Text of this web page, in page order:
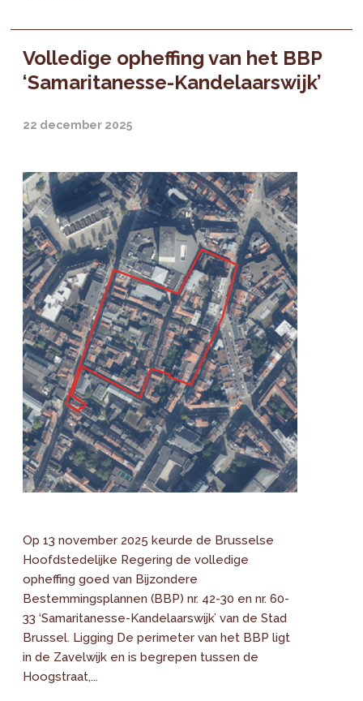
Volledige opheffing van het BBP
‘Samaritanesse-Kandelaarswijk’
22 december 2025
Op 13 november 2025 keurde de Brusselse
Hoofdstedelijke Regering de volledige
opheffing goed van Bijzondere
Bestemmingsplannen (BBP) nr. 42-30 en nr. 60-
33 ‘Samaritanesse-Kandelaarswijk’ van de Stad
Brussel. Ligging De perimeter van het BBP ligt
in de Zavelwijk en is begrepen tussen de
Hoogstraat,...